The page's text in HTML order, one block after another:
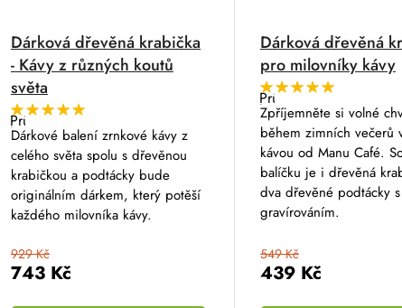
Dárková dřevěná krabička
- Kávy z různých koutů
světa
Průměrné
hodnocení
produktu
je
5,0
z
5
hvězdiček.
743 Kč
929 Kč
Dárkové balení zrnkové kávy z
celého světa spolu s dřevěnou
krabičkou a podtácky bude
originálním dárkem, který potěší
každého milovníka kávy.
Dárková dřevěná
pro milovníky kávy
Průměrné
hodnocení
produktu
je
5,0
z
5
hvězdiček.
439 Kč
549 Kč
Zpříjemněte si volné
během zimních večerů
kávou od Manu Café.
balíčku je i dřevěná
dva dřevěné podtácky s
gravírováním.